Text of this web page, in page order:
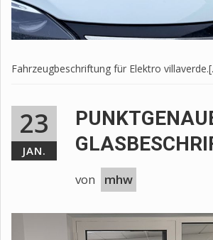
Fahrzeugbeschriftung für Elektro
23
JAN.
von mhw